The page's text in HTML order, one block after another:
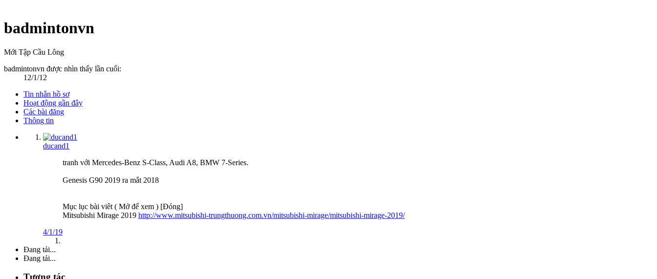
badmintonvn
Mới Tập Cầu Lông
badmintonvn được nhìn thấy lần cuối:
12/1/12
Tin nhắn hồ sơ
Hoạt động gần đây
Các bài đăng
Thông tin
ducand1
tranh với Mercedes-Benz S-Class, Audi A8, BMW 7-Series.
Genesis G90 2019 ra mắt 2018
Mục lục bài viêt ( Mở để xem ) [Đóng]
Mitsubishi Mirage 2019 http://www.mitsubishi-trungthuong.com.vn/mitsubishi-mirage/mitsubishi-mirage-2019/
4/1/19
Đang tải...
Đang tải...
Tương tác